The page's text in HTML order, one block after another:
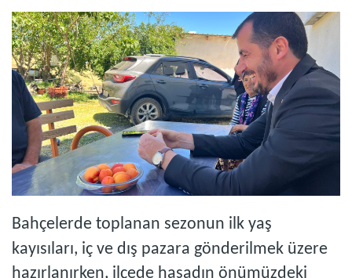
Bahçelerde toplanan sezonun ilk yaş
kayısıları, iç ve dış pazara gönderilmek üzere
hazırlanırken, ilçede hasadın önümüzdeki